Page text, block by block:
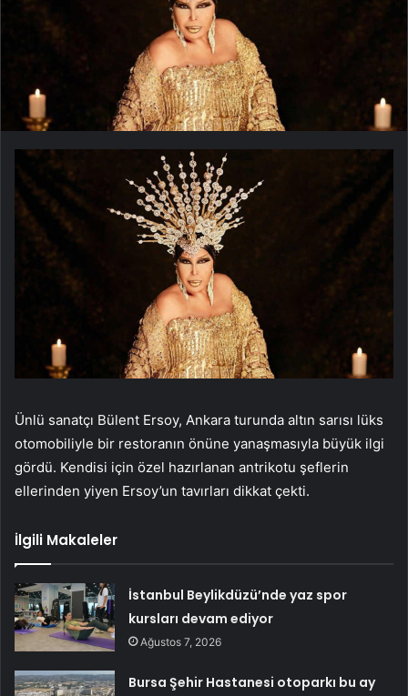
Ünlü sanatçı Bülent Ersoy, Ankara turunda altın sarısı lüks
otomobiliyle bir restoranın önüne yanaşmasıyla büyük ilgi
gördü. Kendisi için özel hazırlanan antrikotu şeflerin
ellerinden yiyen Ersoy’un tavırları dikkat çekti.
İlgili Makaleler
İstanbul Beylikdüzü’nde yaz spor
kursları devam ediyor
Ağustos 7, 2026
Bursa Şehir Hastanesi otoparkı bu ay